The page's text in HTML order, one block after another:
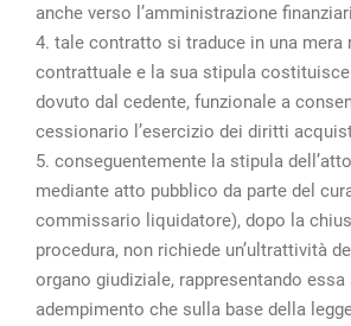
anche verso l’amministrazione
4. tale contratto si traduce in una mera
contrattuale e la sua stipula
dovuto dal cedente, funzionale a
cessionario l’esercizio dei diritti
5. conseguentemente la stipula
mediante atto pubblico da parte del
commissario liquidatore), dopo la
procedura, non richiede un’ultrattività
organo giudiziale, rappresentando
adempimento che sulla base della